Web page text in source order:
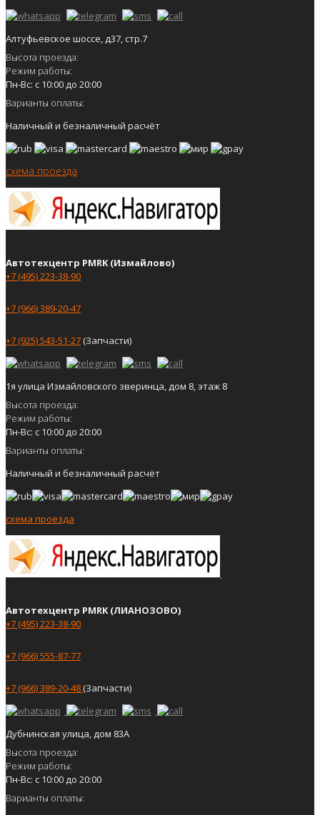
Алтуфьевское шоссе, д37, стр.7
Высота проезда:
Режим работы:
Пн-Вс: с 10:00 до 20:00
Варианты оплаты:
Наличный и безналичный расчёт
схема проезда
Автотехцентр PMRK (Измайлово)
+7 (495) 223-38-90
+7 (966) 389-20-47
+7 (925) 543-51-27(Запчасти)
1я улица Измайловского зверинца, дом 8, этаж 8
Высота проезда:
Режим работы:
Пн-Вс: с 10:00 до 20:00
Варианты оплаты:
Наличный и безналичный расчёт
схема проезда
Автотехцентр PMRK (ЛИАНОЗОВО)
+7 (495) 223-38-90
+7 (966) 555-87-77
+7 (966) 389-20-48(Запчасти)
Дубнинская улица, дом 83А
Высота проезда:
Режим работы:
Пн-Вс: с 10:00 до 20:00
Варианты оплаты: